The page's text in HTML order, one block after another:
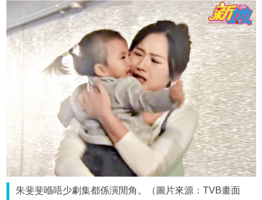
朱斐斐喺唔少劇集都係演閒角。（圖片來源：TVB畫面